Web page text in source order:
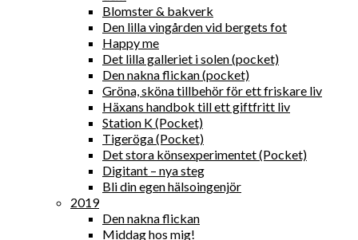
Blomster & bakverk
Den lilla vingården vid bergets fot
Happy me
Det lilla galleriet i solen (pocket)
Den nakna flickan (pocket)
Gröna, sköna tillbehör för ett friskare liv
Häxans handbok till ett giftfritt liv
Station K (Pocket)
Tigeröga (Pocket)
Det stora könsexperimentet (Pocket)
Digitant – nya steg
Bli din egen hälsoingenjör
2019
Den nakna flickan
Middag hos mig!